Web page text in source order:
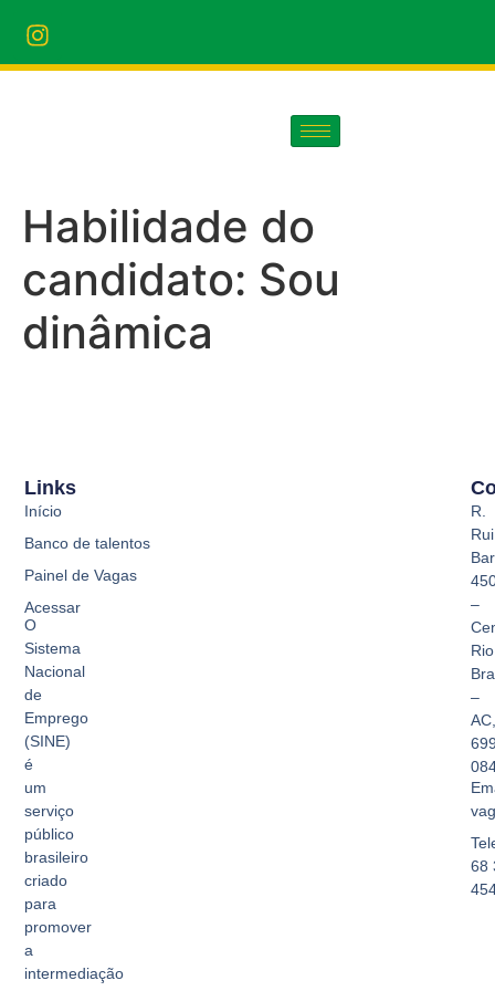
Habilidade do
candidato: Sou
dinâmica
O
Sistema
Nacional
de
Emprego
(SINE)
é
um
serviço
público
brasileiro
criado
para
promover
a
intermediação
Links
Início
Banco de talentos
Painel de Vagas
Acessar
R.
Rui
–
Rio
–
AC,
68